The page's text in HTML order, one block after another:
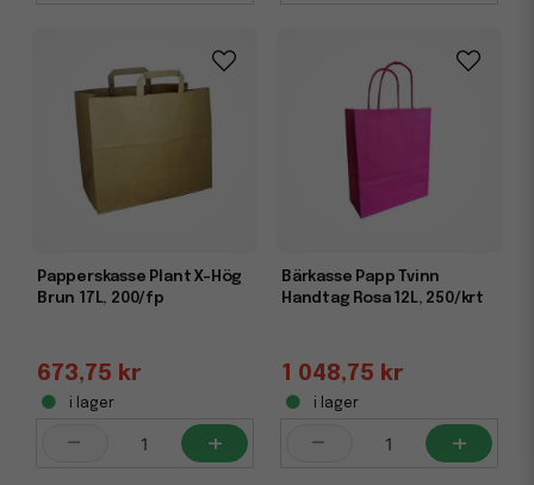
Papperskasse Plant X-Hög
Brun 17L, 200/fp
673,75 kr
i lager
- +
Bärkasse Papp Tvinn
Handtag Rosa 12L, 250/krt
1 048,75 kr
i lager
- +